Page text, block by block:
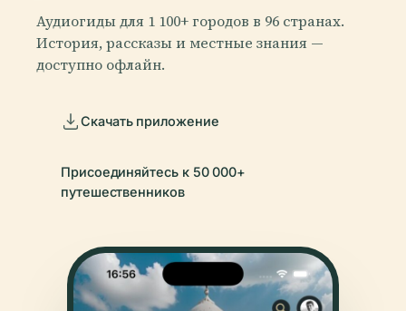
Аудиогиды для 1 100+ городов в 96 странах.
История, рассказы и местные знания —
доступно офлайн.
Скачать приложение
Присоединяйтесь к 50 000+
путешественников